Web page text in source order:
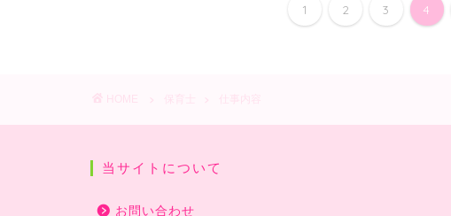
1 2 3 4
HOME 保育士 仕事内容
当サイトについて
お問い合わせ